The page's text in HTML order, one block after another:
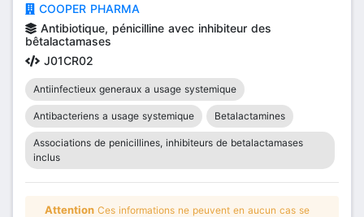
COOPER PHARMA
Antibiotique, pénicilline avec inhibiteur des
bêtalactamases
J01CR02
Antiinfectieux generaux a usage systemique
Antibacteriens a usage systemique Betalactamines
Associations de penicillines, inhibiteurs de betalactamases
inclus
Attention Ces informations ne peuvent en aucun cas se